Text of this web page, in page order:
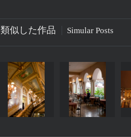
類似した作品 Simular Posts